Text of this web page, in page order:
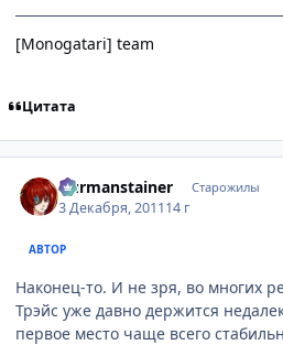
[Monogatari] team
Цитата
Durmanstainer Старожилы
3 Декабря, 201114 г
АВТОР
Наконец-то. И не зря, во многих
Трэйс уже давно держится
первое место чаще всего